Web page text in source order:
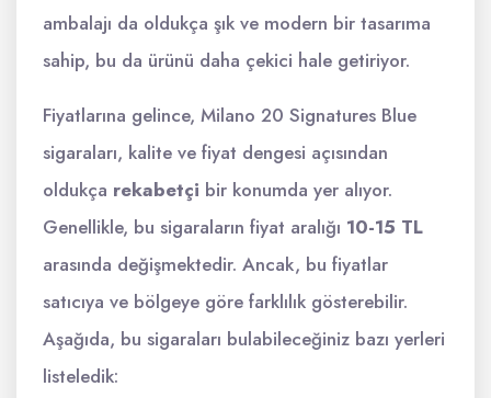
ambalajı da oldukça şık ve modern bir tasarıma
sahip, bu da ürünü daha çekici hale getiriyor.
Fiyatlarına gelince, Milano 20 Signatures Blue
sigaraları, kalite ve fiyat dengesi açısından
oldukça rekabetçi bir konumda yer alıyor.
Genellikle, bu sigaraların fiyat aralığı 10-15 TL
arasında değişmektedir. Ancak, bu fiyatlar
satıcıya ve bölgeye göre farklılık gösterebilir.
Aşağıda, bu sigaraları bulabileceğiniz bazı yerleri
listeledik: